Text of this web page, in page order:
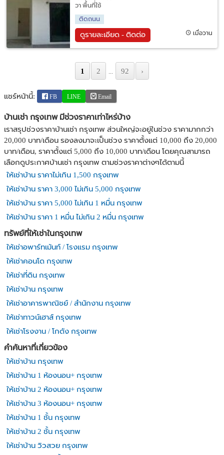
วา พื้นที่ใช้
ติดถนน
ดูรายละเอียด - ติดต่อ เมื่อวาน
1 2 ... 92 ›
แชร์หน้านี้: FB LINE Email
บ้านเช่า กรุงเทพ มีช่วงราคาเท่าไหร่บ้าง
เราสรุปช่วงราคาบ้านเช่า กรุงเทพ ส่วนใหญ่จะอยู่ในช่วง ราคามากกว่า
20,000 บาท/เดือน รองลงมาจะเป็นช่วง ราคาตั้งแต่ 10,000 ถึง 20,000
บาท/เดือน, ราคาตั้งแต่ 5,000 ถึง 10,000 บาท/เดือน โดยคุณสามารถ
เลือกดูประกาศบ้านเช่า กรุงเทพ ตามช่วงราคาต่างๆได้ตามนี้
ให้เช่าบ้าน ราคาไม่เกิน 1,500 กรุงเทพ
ให้เช่าบ้าน ราคา 3,000 ไม่เกิน 5,000 กรุงเทพ
ให้เช่าบ้าน ราคา 5,000 ไม่เกิน 1 หมื่น กรุงเทพ
ให้เช่าบ้าน ราคา 1 หมื่น ไม่เกิน 2 หมื่น กรุงเทพ
ทรัพย์ที่ให้เช่าในกรุงเทพ
ให้เช่าอพาร์ทเม้นท์ / โรงแรม กรุงเทพ
ให้เช่าคอนโด กรุงเทพ
ให้เช่าที่ดิน กรุงเทพ
ให้เช่าบ้าน กรุงเทพ
ให้เช่าอาคารพาณิชย์ / สำนักงาน กรุงเทพ
ให้เช่าทาวน์เฮาส์ กรุงเทพ
ให้เช่าโรงงาน / โกดัง กรุงเทพ
คำค้นหาที่เกี่ยวข้อง
ให้เช่าบ้าน กรุงเทพ
ให้เช่าบ้าน 1 ห้องนอน+ กรุงเทพ
ให้เช่าบ้าน 2 ห้องนอน+ กรุงเทพ
ให้เช่าบ้าน 3 ห้องนอน+ กรุงเทพ
ให้เช่าบ้าน 1 ชั้น กรุงเทพ
ให้เช่าบ้าน 2 ชั้น กรุงเทพ
ให้เช่าบ้าน วิวสวย กรุงเทพ